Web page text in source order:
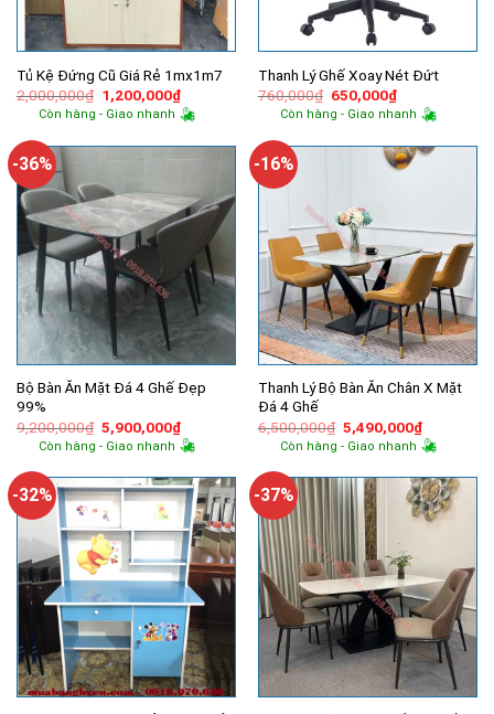
Tủ Kệ Đứng Cũ Giá Rẻ 1mx1m7
2,000,000₫ Giá
gốc
là:
1,200,000₫Giá
hiện
tại
1,200,000₫.
Còn hàng - Giao nhanh
Thanh Lý Ghế Xoay Nét Đứt
760,000₫ Giá
gốc
là:
650,000₫Giá
hiện
tại
650,000₫.
Còn hàng - Giao nhanh
-36%
Bộ Bàn Ăn Mặt Đá 4 Ghế Đẹp
99%
9,200,000₫ Giá
gốc
là:
5,900,000₫Giá
hiện
tại
5,900,000₫.
Còn hàng - Giao nhanh
-16%
Thanh Lý Bộ Bàn Ăn Chân X Mặt
Đá 4 Ghế
6,500,000₫ Giá
gốc
là:
5,490,000₫Giá
hiện
tại
Còn hàng - Giao nhanh
-32% -37%